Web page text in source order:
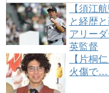
【須江
と経歴
アリー
英監督
【片桐
火傷で…